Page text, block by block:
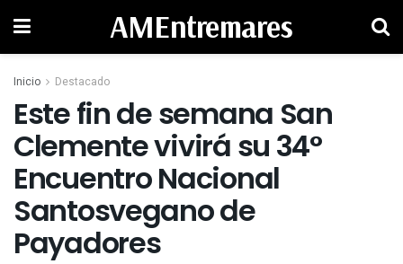
AMEntremares
Inicio Destacado
Este fin de semana San
Clemente vivirá su 34°
Encuentro Nacional
Santosvegano de
Payadores‏